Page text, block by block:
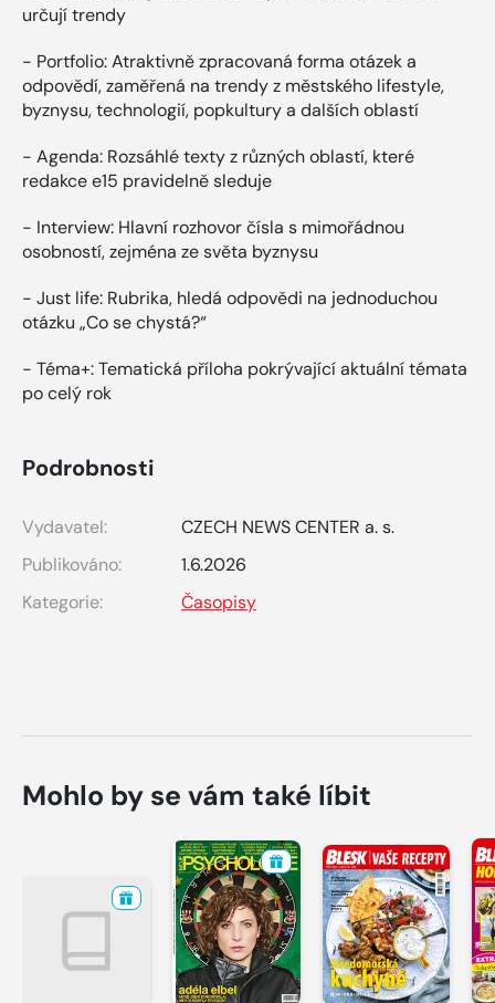
určují trendy
- Portfolio: Atraktivně zpracovaná forma otázek a
odpovědí, zaměřená na trendy z městského lifestyle,
byznysu, technologií, popkultury a dalších oblastí
- Agenda: Rozsáhlé texty z různých oblastí, které
redakce e15 pravidelně sleduje
- Interview: Hlavní rozhovor čísla s mimořádnou
osobností, zejména ze světa byznysu
- Just life: Rubrika, hledá odpovědi na jednoduchou
otázku „Co se chystá?“
- Téma+: Tematická příloha pokrývající aktuální témata
po celý rok
Podrobnosti
Vydavatel:
CZECH NEWS CENTER a. s.
Publikováno:
1.6.2026
Kategorie:
Časopisy
Mohlo by se vám také líbit